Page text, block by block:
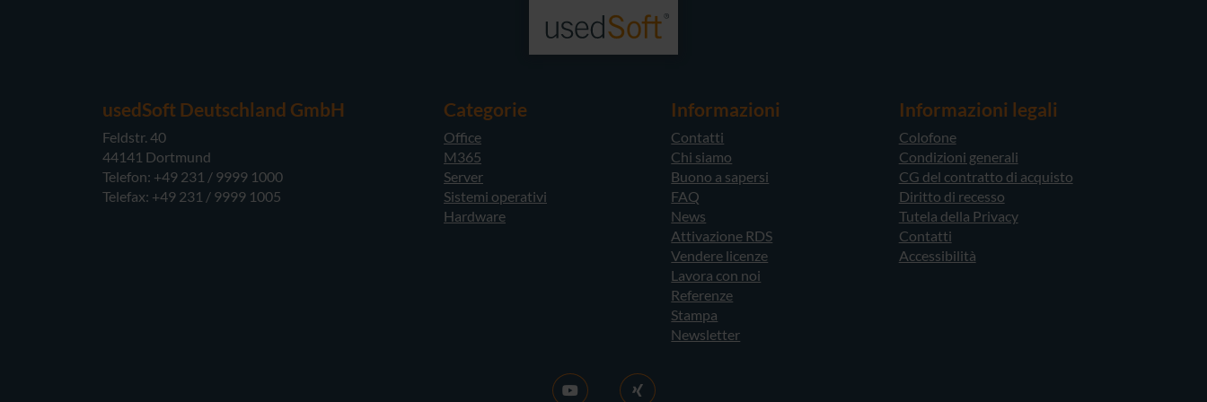
usedSoft Deutschland GmbH
Feldstr. 40
44141 Dortmund
Telefon: +49 231 / 9999 1000
Telefax: +49 231 / 9999 1005
Categorie
Office
M365
Server
Sistemi operativi
Hardware
Informazioni
Contatti
Chi siamo
Buono a sapersi
FAQ
News
Attivazione RDS
Vendere licenze
Lavora con noi
Referenze
Stampa
Newsletter
Informazioni legali
Colofone
Condizioni generali
CG del contratto di acquisto
Diritto di recesso
Tutela della Privacy
Contatti
Accessibilità